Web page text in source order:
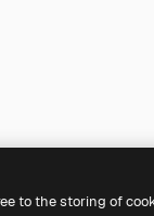
to the storing of